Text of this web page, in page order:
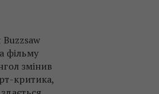
фільму
змінив
критика,